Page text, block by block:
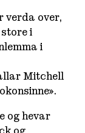
verda over,
i
i
Mitchell
og hevar
og